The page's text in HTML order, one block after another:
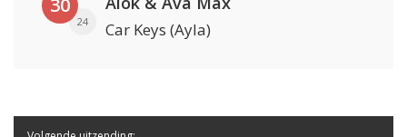
30
24 Car Keys (Ayla)